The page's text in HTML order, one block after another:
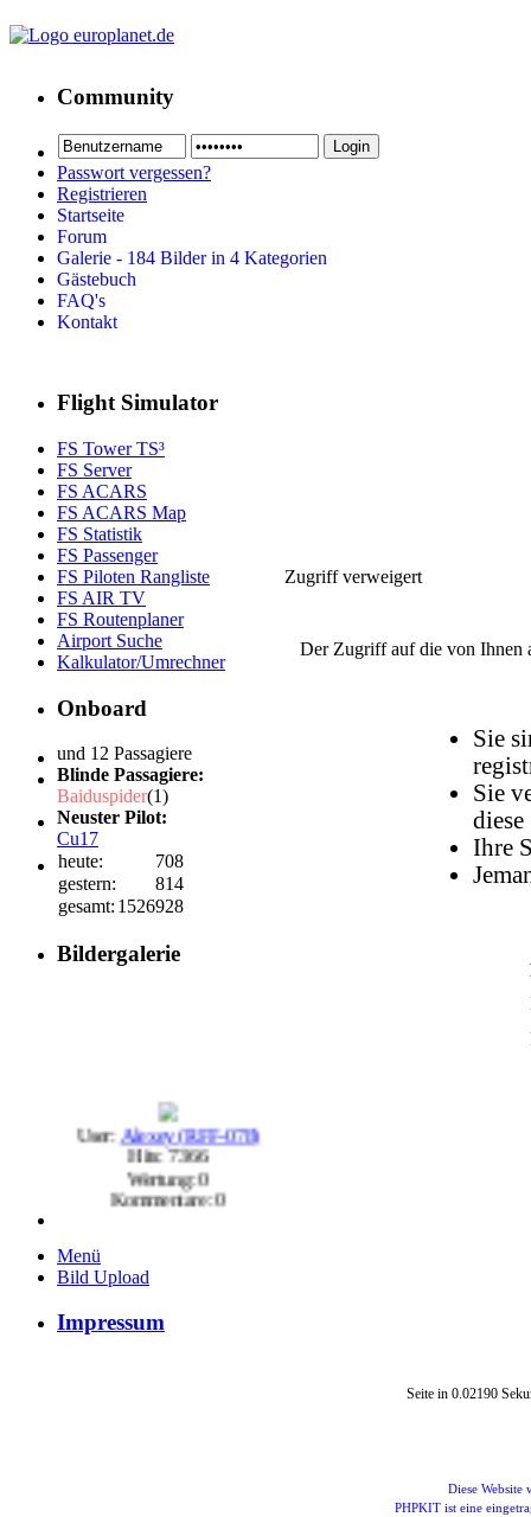
Community
Passwort vergessen?
Registrieren
Startseite
Forum
Galerie - 184 Bilder in 4 Kategorien
Gästebuch
FAQ's
Kontakt
Flight Simulator
FS Tower TS³
FS Server
FS ACARS
FS ACARS Map
FS Statistik
FS Passenger
FS Piloten Rangliste
FS AIR TV
FS Routenplaner
Airport Suche
Kalkulator/Umrechner
Onboard
und 12 Passagiere
Blinde Passagiere:
Baiduspider(1)
Neuster Pilot:
Cu17
heute:
708
gestern:
814
gesamt: 1526928
Bildergalerie
Alexey (RFF-078)
Hits: 7366
Wertung: 0
Kommentare: 0
User:
Hits: 7143
Kommentare: 1
Menü
Bild Upload
Impressum
Zugriff verweigert
Der Zugriff auf die von Ihnen
Sie
Sie
diese
Ihre
Seite in 0.02190
Diese Website
PHPKIT ist eine